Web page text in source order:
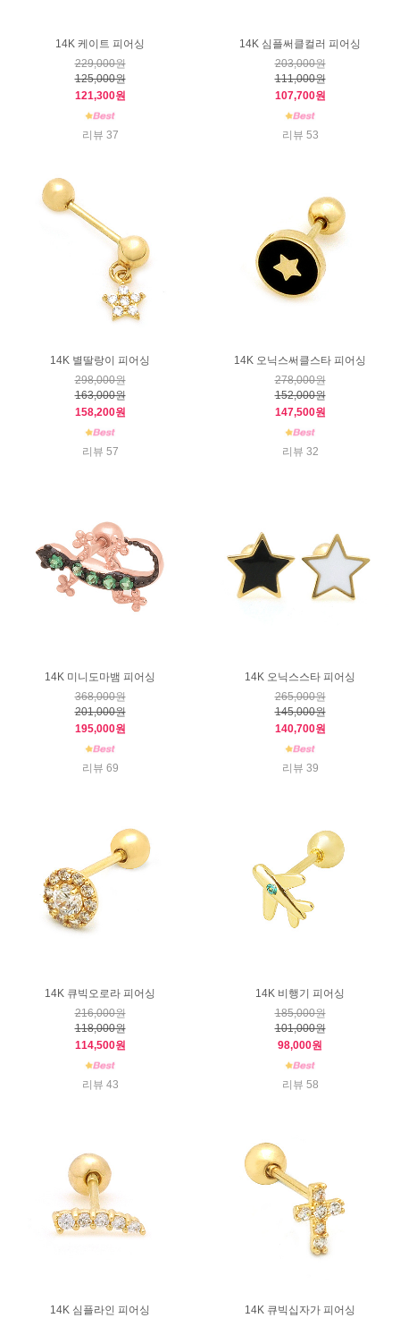
14K 케이트 피어싱
229,000원
125,000원
121,300원
리뷰 37
14K 심플써클컬러 피어싱
203,000원
111,000원
107,700원
리뷰 53
14K 별딸랑이 피어싱
298,000원
163,000원
158,200원
리뷰 57
14K 오닉스써클스타 피어싱
278,000원
152,000원
147,500원
리뷰 32
14K 미니도마뱀 피어싱
368,000원
201,000원
195,000원
리뷰 69
14K 오닉스스타 피어싱
265,000원
145,000원
140,700원
리뷰 39
14K 큐빅오로라 피어싱
216,000원
118,000원
114,500원
리뷰 43
14K 비행기 피어싱
185,000원
101,000원
98,000원
리뷰 58
14K 심플라인 피어싱
14K 큐빅십자가 피어싱